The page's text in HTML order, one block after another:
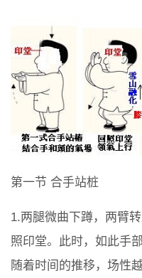
第一节 合手站桩
1.两腿微曲下蹲，两臂
照印堂。此时，如此手
随着时间的推移，场性